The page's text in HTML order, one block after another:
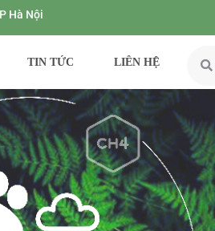
Hà Nội
TIN TỨC LIÊN HỆ